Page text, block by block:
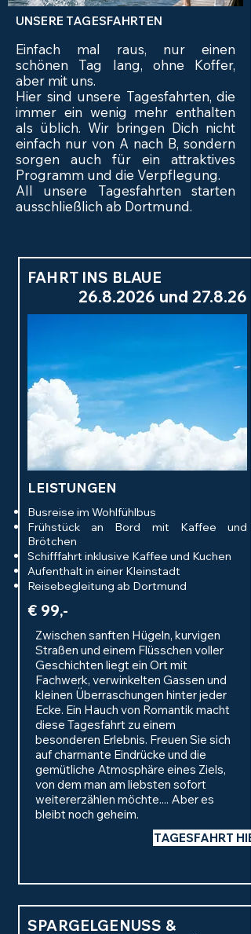
UNSERE TAGESFAHRTEN
Einfach mal raus, nur einen
schönen Tag lang, ohne Koffer,
aber mit uns.
Hier sind unsere Tagesfahrten, die
immer ein wenig mehr enthalten
als üblich. Wir bringen Dich nicht
einfach nur von A nach B, sondern
sorgen auch für ein attraktives
Programm und die Verpflegung.
All unsere Tagesfahrten starten
ausschließlich ab Dortmund.
FAHRT INS BLAUE
26.8.2026 und 27.8.26
LEISTUNGEN
Busreise im Wohlfühlbus
Frühstück an Bord mit Kaffee und
Brötchen
Schifffahrt inklusive Kaffee und Kuchen
Aufenthalt in einer Kleinstadt
Reisebegleitung ab Dortmund
€ 99,-
Zwischen sanften Hügeln, kurvigen
Straßen und einem Flüsschen voller
Geschichten liegt ein Ort mit
Fachwerk, verwinkelten Gassen und
kleinen Überraschungen hinter jeder
Ecke. Ein Hauch von Romantik macht
diese Tagesfahrt zu einem
besonderen Erlebnis. Freuen Sie sich
auf charmante Eindrücke und die
gemütliche Atmosphäre eines Ziels,
von dem man am liebsten sofort
weitererzählen möchte.... Aber es
bleibt noch geheim.
TAGESFAHRT
SPARGELGENUSS &